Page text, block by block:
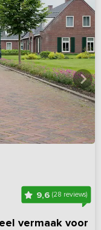
9,6 (28 reviews)
vermaak voor